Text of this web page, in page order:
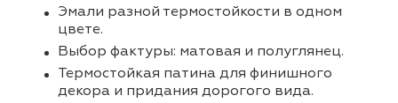
Эмали разной термостойкости в одном
цвете.
Выбор фактуры: матовая и полуглянец.
Термостойкая патина для финишного
декора и придания дорогого вида.